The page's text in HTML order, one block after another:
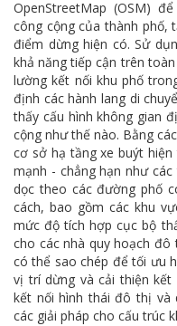
OpenStreetMap (OSM)
công cộng của thành phố,
điểm dừng hiện có. Sử
khả năng tiếp cận trên
lường kết nối khu phố
định các hành lang di
thấy cấu hình không gian
cộng như thế nào. Bằng
cơ sở hạ tầng xe buýt
mạnh - chẳng hạn như
dọc theo các đường phố
cách, bao gồm các khu
mức độ tích hợp cục bộ
cho các nhà quy hoạch
có thể sao chép để tối ưu
vị trí dừng và cải thiện kết
kết nối hình thái đô thị và
các giải pháp cho cấu trúc